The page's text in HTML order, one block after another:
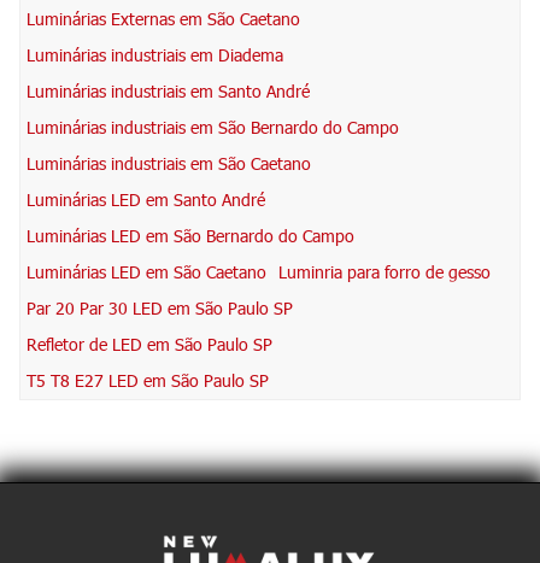
Luminárias Externas em São Caetano
Luminárias industriais em Diadema
Luminárias industriais em Santo André
Luminárias industriais em São Bernardo do Campo
Luminárias industriais em São Caetano
Luminárias LED em Santo André
Luminárias LED em São Bernardo do Campo
Luminárias LED em São Caetano
Luminria para forro de gesso
Par 20 Par 30 LED em São Paulo SP
Refletor de LED em São Paulo SP
T5 T8 E27 LED em São Paulo SP